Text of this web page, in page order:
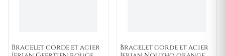
Bracelet corde et acier
Bracelet corde et acier